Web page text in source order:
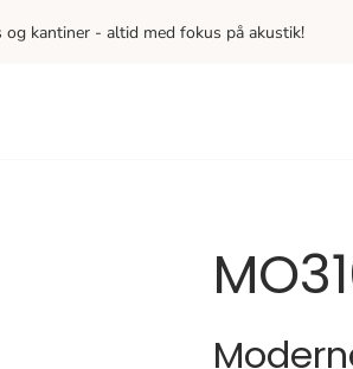
og kantiner - altid med fokus på akustik!